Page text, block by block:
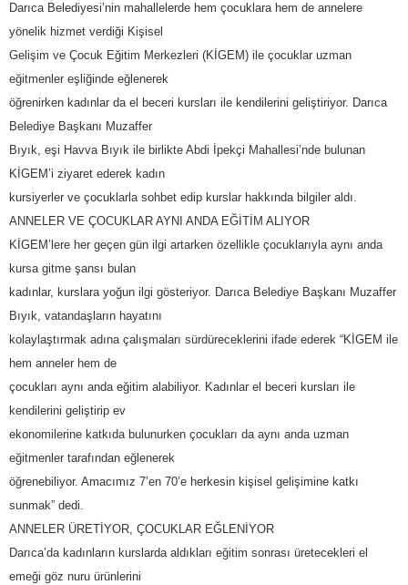
Darıca Belediyesi’nin mahallelerde hem çocuklara hem de annelere
yönelik hizmet verdiği Kişisel
Gelişim ve Çocuk Eğitim Merkezleri (KİGEM) ile çocuklar uzman
eğitmenler eşliğinde eğlenerek
öğrenirken kadınlar da el beceri kursları ile kendilerini geliştiriyor. Darıca
Belediye Başkanı Muzaffer
Bıyık, eşi Havva Bıyık ile birlikte Abdi İpekçi Mahallesi’nde bulunan
KİGEM’i ziyaret ederek kadın
kursiyerler ve çocuklarla sohbet edip kurslar hakkında bilgiler aldı.
ANNELER VE ÇOCUKLAR AYNI ANDA EĞİTİM ALIYOR
KİGEM’lere her geçen gün ilgi artarken özellikle çocuklarıyla aynı anda
kursa gitme şansı bulan
kadınlar, kurslara yoğun ilgi gösteriyor. Darıca Belediye Başkanı Muzaffer
Bıyık, vatandaşların hayatını
kolaylaştırmak adına çalışmaları sürdüreceklerini ifade ederek “KİGEM ile
hem anneler hem de
çocukları aynı anda eğitim alabiliyor. Kadınlar el beceri kursları ile
kendilerini geliştirip ev
ekonomilerine katkıda bulunurken çocukları da aynı anda uzman
eğitmenler tarafından eğlenerek
öğrenebiliyor. Amacımız 7’en 70’e herkesin kişisel gelişimine katkı
sunmak” dedi.
ANNELER ÜRETİYOR, ÇOCUKLAR EĞLENİYOR
Darıca’da kadınların kurslarda aldıkları eğitim sonrası üretecekleri el
emeği göz nuru ürünlerini